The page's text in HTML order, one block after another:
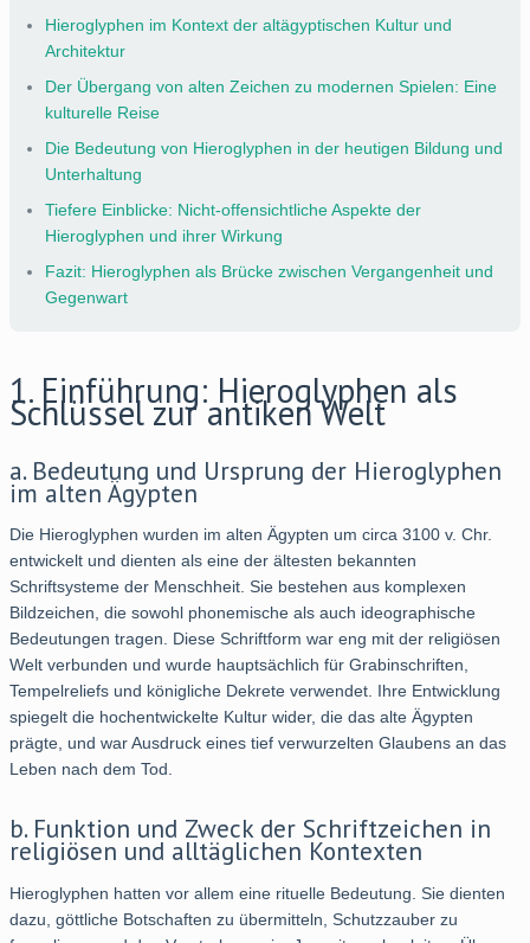
Hieroglyphen im Kontext der altägyptischen Kultur und
Architektur
Der Übergang von alten Zeichen zu modernen Spielen: Eine
kulturelle Reise
Die Bedeutung von Hieroglyphen in der heutigen Bildung und
Unterhaltung
Tiefere Einblicke: Nicht-offensichtliche Aspekte der
Hieroglyphen und ihrer Wirkung
Fazit: Hieroglyphen als Brücke zwischen Vergangenheit und
Gegenwart
1. Einführung: Hieroglyphen als
Schlüssel zur antiken Welt
a. Bedeutung und Ursprung der Hieroglyphen
im alten Ägypten
Die Hieroglyphen wurden im alten Ägypten um circa 3100 v. Chr.
entwickelt und dienten als eine der ältesten bekannten
Schriftsysteme der Menschheit. Sie bestehen aus komplexen
Bildzeichen, die sowohl phonemische als auch ideographische
Bedeutungen tragen. Diese Schriftform war eng mit der religiösen
Welt verbunden und wurde hauptsächlich für Grabinschriften,
Tempelreliefs und königliche Dekrete verwendet. Ihre Entwicklung
spiegelt die hochentwickelte Kultur wider, die das alte Ägypten
prägte, und war Ausdruck eines tief verwurzelten Glaubens an das
Leben nach dem Tod.
b. Funktion und Zweck der Schriftzeichen in
religiösen und alltäglichen Kontexten
Hieroglyphen hatten vor allem eine rituelle Bedeutung. Sie dienten
dazu, göttliche Botschaften zu übermitteln, Schutzzauber zu